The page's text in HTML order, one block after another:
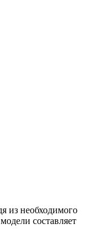
из необходимого
составляет